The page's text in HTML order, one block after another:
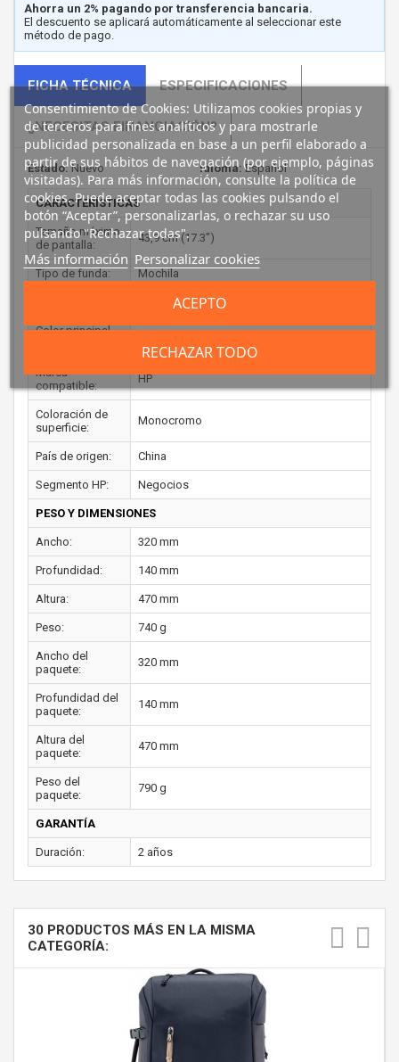
Ahorra un 2% pagando por transferencia bancaria.
El descuento se aplicará automáticamente al seleccionar este
método de pago.
FICHA TÉCNICA ESPECIFICACIONES
¿NECESITAS FINANCIACIÓN?
Estado:Nuevo Idioma:Español
CARACTERÍSTICAS
Tamaño máximo
de pantalla:
43,9 cm (17.3")
Tipo de funda: Mochila
Poliéster
Color principal
Marca
compatible:
HP
Coloración de
superficie:
Monocromo
País de origen: China
Segmento HP: Negocios
PESO Y DIMENSIONES
Ancho: 320 mm
Profundidad: 140 mm
Altura: 470 mm
Peso: 740 g
Ancho del
paquete:
320 mm
Profundidad del
paquete:
140 mm
Altura del
paquete:
470 mm
Peso del
paquete:
790 g
GARANTÍA
Duración: 2 años
30 PRODUCTOS MÁS EN LA MISMA
CATEGORÍA:
Consentimiento de Cookies: Utilizamos cookies propias y
de terceros para fines analíticos y para mostrarle
publicidad personalizada en base a un perfil elaborado a
partir de sus hábitos de navegación (por ejemplo, páginas
visitadas). Para más información, consulte la política de
cookies. Puede aceptar todas las cookies pulsando el
botón “Aceptar”, personalizarlas, o rechazar su uso
pulsando "Rechazar todas".
Más información Personalizar cookies
RECHAZAR TODO
ACEPTO